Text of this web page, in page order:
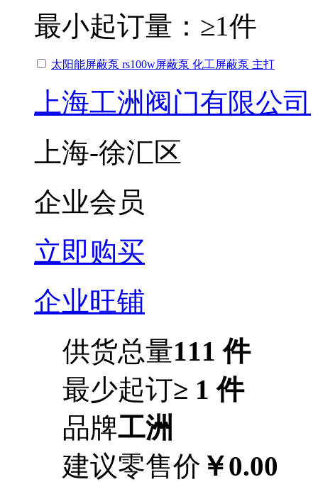
最小起订量： ≥1件
太阳能屏蔽泵 rs100w屏蔽泵 化工屏蔽泵 主打
上海工洲阀门有限公司
上海-徐汇区
企业会员
立即购买
企业旺铺
供货总量111 件
最少起订≥ 1 件
品牌工洲
建议零售价 ￥0.00